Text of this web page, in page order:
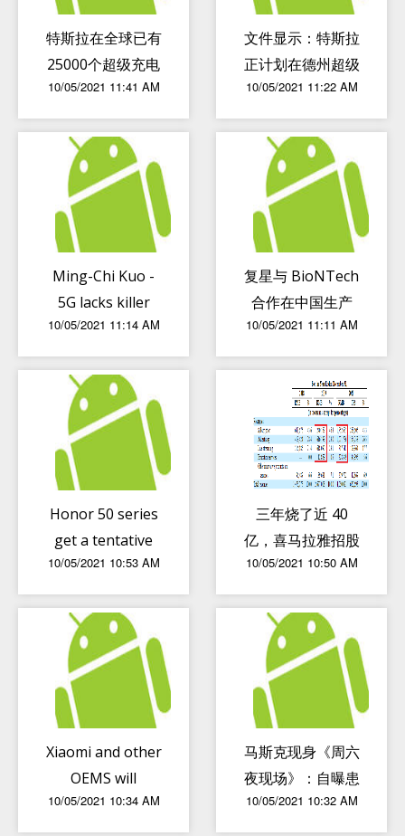
特斯拉在全球已有
25000个超级充电
桩 还在不断增加
10/05/2021 11:41 AM
文件显示：特斯拉
正计划在德州超级
工厂附近建造一个
新设施
10/05/2021 11:22 AM
Ming-Chi Kuo -
5G lacks killer
applications
10/05/2021 11:14 AM
复星与 BioNTech
合作在中国生产
mRNA 疫苗
10/05/2021 11:11 AM
Honor 50 series
get a tentative
launch schedule
10/05/2021 10:53 AM
三年烧了近 40
亿，喜马拉雅招股
书里怎么说？
10/05/2021 10:50 AM
Xiaomi and other
OEMS will
significantly
lower their
10/05/2021 10:34 AM
马斯克现身《周六
夜现场》：自曝患
有自闭症
10/05/2021 10:32 AM